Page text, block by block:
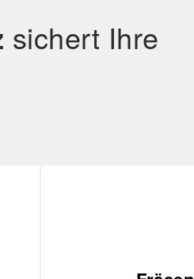
sichert Ihre